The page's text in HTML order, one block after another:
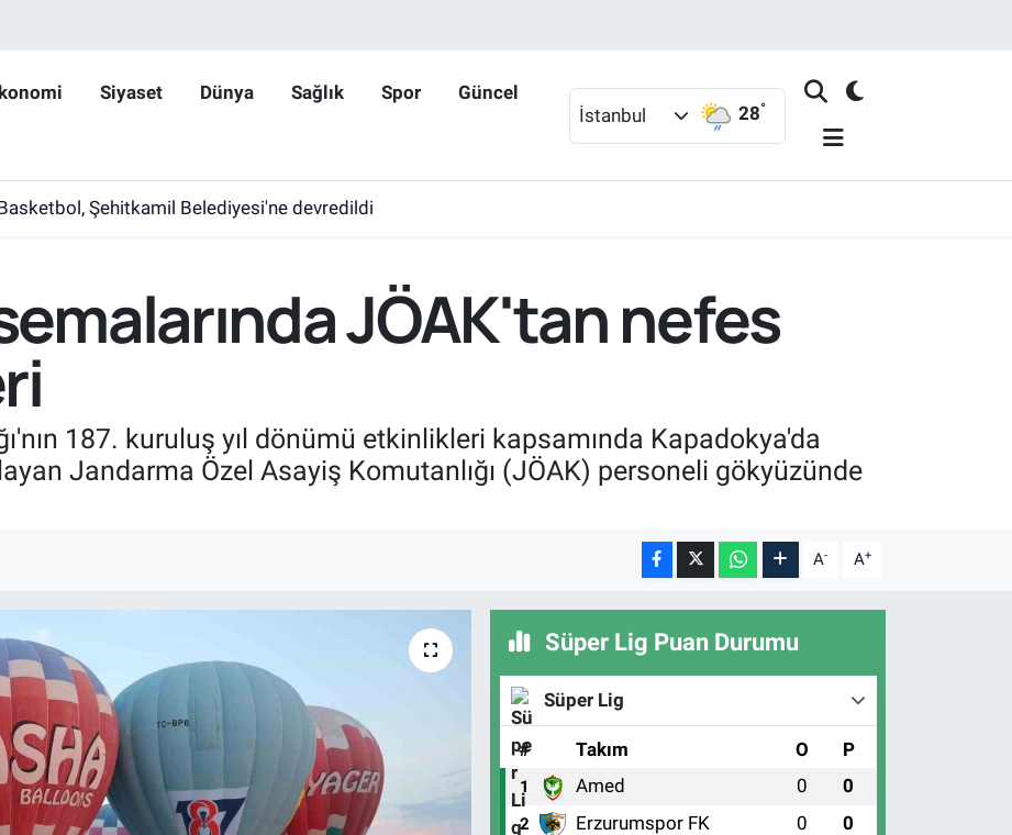
Siyaset Dünya Sağlık Spor Güncel
İstanbul 28°
Şehitkamil Belediyesi'ne devredildi
JÖAK'tan nefes
187. kuruluş yıl dönümü etkinlikleri kapsamında Kapadokya'da
Jandarma Özel Asayiş Komutanlığı (JÖAK) personeli gökyüzünde
A- A+
Süper Lig Puan Durumu
Süper Lig
# Takım O P
1 Amed 0 0
2 Erzurumspor FK 0 0